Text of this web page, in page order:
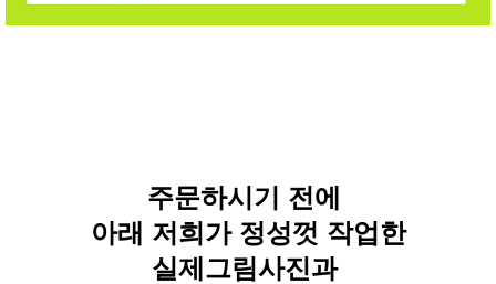
주문하시기 전에
아래 저희가 정성껏 작업한
실제그림사진과